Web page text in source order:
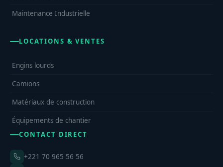
Maintenance Industrielle
LOCATIONS & VENTES
Engins lourds
Camions
Matériaux de construction
Équipements de chantier
CONTACT DIRECT
+221 70 965 56 56